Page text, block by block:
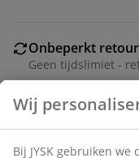
Onbeperkt
Geen tijdslimiet -
30 dagen
Flexibele
Snelle en
Wij